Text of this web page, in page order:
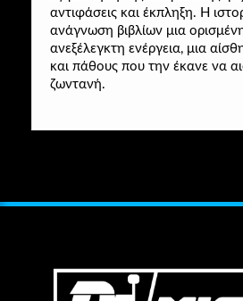
αντιφάσεις και έκπληξη. Η
ανάγνωση βιβλίων μια
ανεξέλεγκτη ενέργεια, μια
και πάθους που την έκανε να
ζωντανή.